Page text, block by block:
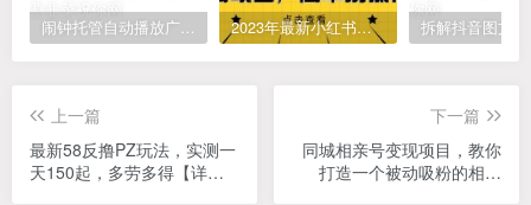
闹钟托管自动播放广告，单机5-10，无需人工操作 2023年最新小红书成人电商项目，简单易操作【详细教程】
上一篇
最新58反撸PZ玩法，实测一
天150起，多劳多得【详细
下一篇
同城相亲号变现项目，教你
打造一个被动吸粉的相亲